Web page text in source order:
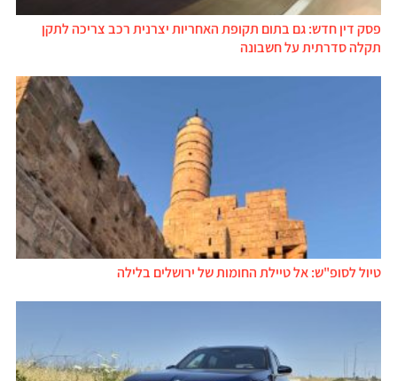
פסק דין חדש: גם בתום תקופת האחריות יצרנית רכב צריכה לתקן
תקלה סדרתית על חשבונה
טיול לסופ"ש: אל טיילת החומות של ירושלים בלילה